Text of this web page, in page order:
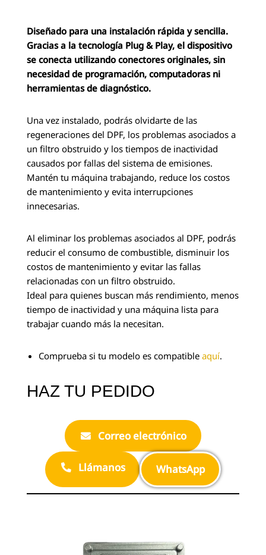
Diseñado para una instalación rápida y sencilla.
Gracias a la tecnología Plug & Play, el dispositivo
se conecta utilizando conectores originales, sin
necesidad de programación, computadoras ni
herramientas de diagnóstico.
Una vez instalado, podrás olvidarte de las
regeneraciones del DPF, los problemas asociados a
un filtro obstruido y los tiempos de inactividad
causados por fallas del sistema de emisiones.
Mantén tu máquina trabajando, reduce los costos
de mantenimiento y evita interrupciones
innecesarias.
Al eliminar los problemas asociados al DPF, podrás
reducir el consumo de combustible, disminuir los
costos de mantenimiento y evitar las fallas
relacionadas con un filtro obstruido.
Ideal para quienes buscan más rendimiento, menos
tiempo de inactividad y una máquina lista para
trabajar cuando más la necesitan.
Comprueba si tu modelo es compatible aquí.
HAZ TU PEDIDO
Correo electrónico
Llámanos WhatsApp